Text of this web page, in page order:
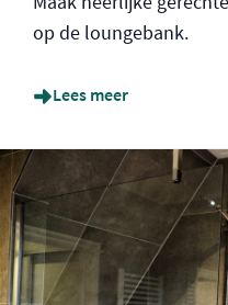
op de loungebank.
Lees meer